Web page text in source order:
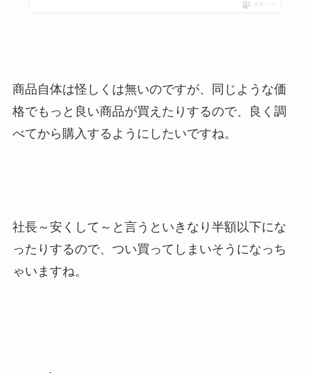
ポチップ
商品自体は怪しくは無いのですが、同じような価
格でもっと良い商品が買えたりするので、良く調
べてから購入するようにしたいですね。
社長～安くして～と言うといきなり半額以下にな
ったりするので、つい買ってしまいそうになっち
ゃいますね。